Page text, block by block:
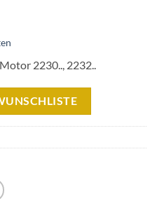
2230.., 2232..